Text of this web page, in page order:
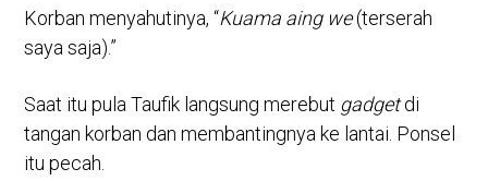
Korban menyahutinya, “Kuama aing we(terserah
saya saja).”
Saat itu pula Taufik langsung merebut gadgetdi
tangan korban dan membantingnya ke lantai. Ponsel
itu pecah.